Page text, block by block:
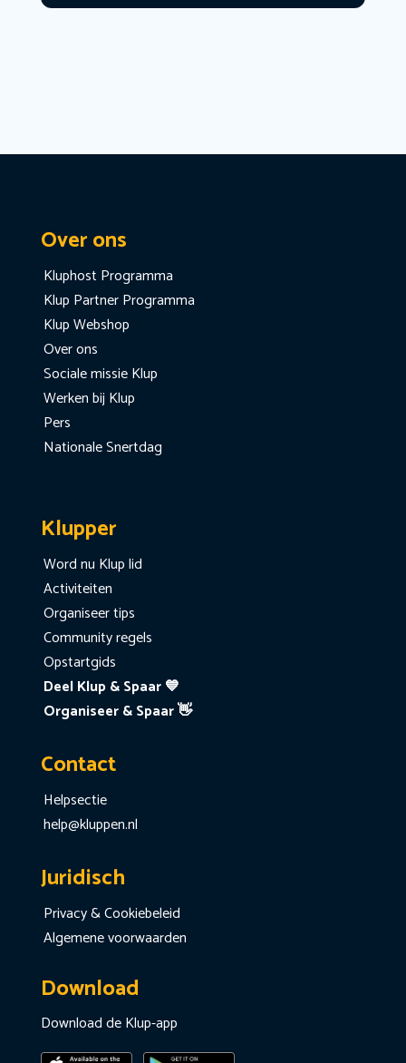
Over ons
Kluphost Programma
Klup Partner Programma
Klup Webshop
Over ons
Sociale missie Klup
Werken bij Klup
Pers
Nationale Snertdag
Klupper
Word nu Klup lid
Activiteiten
Organiseer tips
Community regels
Opstartgids
Deel Klup & Spaar 💙
Organiseer & Spaar 👋
Contact
Helpsectie
help@kluppen.nl
Juridisch
Privacy & Cookiebeleid
Algemene voorwaarden
Download
Download de Klup-app